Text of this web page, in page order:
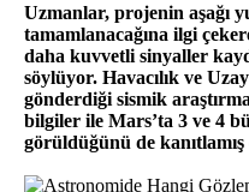
Uzmanlar, projenin aşağı
tamamlanacağına ilgi
daha kuvvetli sinyaller
söylüyor. Havacılık ve
gönderdiği sismik
bilgiler ile Mars’ta 3 ve 4
görüldüğünü de